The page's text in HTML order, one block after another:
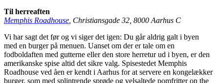
Til herreaften
Memphis Roadhouse, Christiansgade 32, 8000 Aarhus C
Vi har sagt det før og vi siger det igen: Du går aldrig galt i byen
med en burger på menuen. Uanset om der er tale om en
fodboldaften med gutterne eller den store herretur ud i byen, er den
amerikanske spise altid det sikre valg. Spisestedet Memphis
Roadhouse ved åen er kendt i Aarhus for at servere en kongelækker
burger, som med splintrende sprøde og velsaltede pomfritter on the